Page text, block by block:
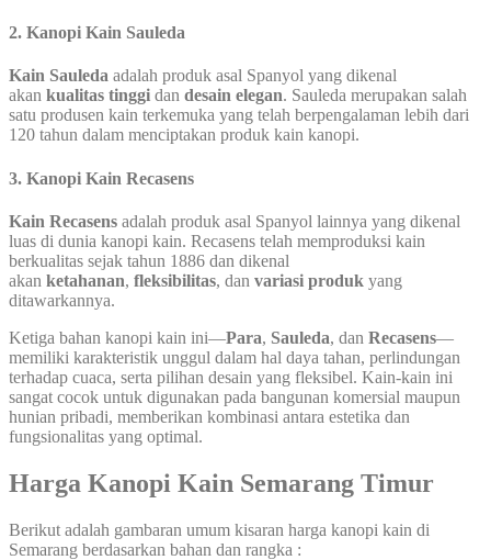
2. Kanopi Kain Sauleda
Kain Sauleda adalah produk asal Spanyol yang dikenal
akan kualitas tinggi dan desain elegan. Sauleda merupakan salah
satu produsen kain terkemuka yang telah berpengalaman lebih dari
120 tahun dalam menciptakan produk kain kanopi.
3. Kanopi Kain Recasens
Kain Recasens adalah produk asal Spanyol lainnya yang dikenal
luas di dunia kanopi kain. Recasens telah memproduksi kain
berkualitas sejak tahun 1886 dan dikenal
akan ketahanan, fleksibilitas, dan variasi produk yang
ditawarkannya.
Ketiga bahan kanopi kain ini—Para, Sauleda, dan Recasens—
memiliki karakteristik unggul dalam hal daya tahan, perlindungan
terhadap cuaca, serta pilihan desain yang fleksibel. Kain-kain ini
sangat cocok untuk digunakan pada bangunan komersial maupun
hunian pribadi, memberikan kombinasi antara estetika dan
fungsionalitas yang optimal.
Harga Kanopi Kain Semarang Timur
Berikut adalah gambaran umum kisaran harga kanopi kain di
Semarang berdasarkan bahan dan rangka :